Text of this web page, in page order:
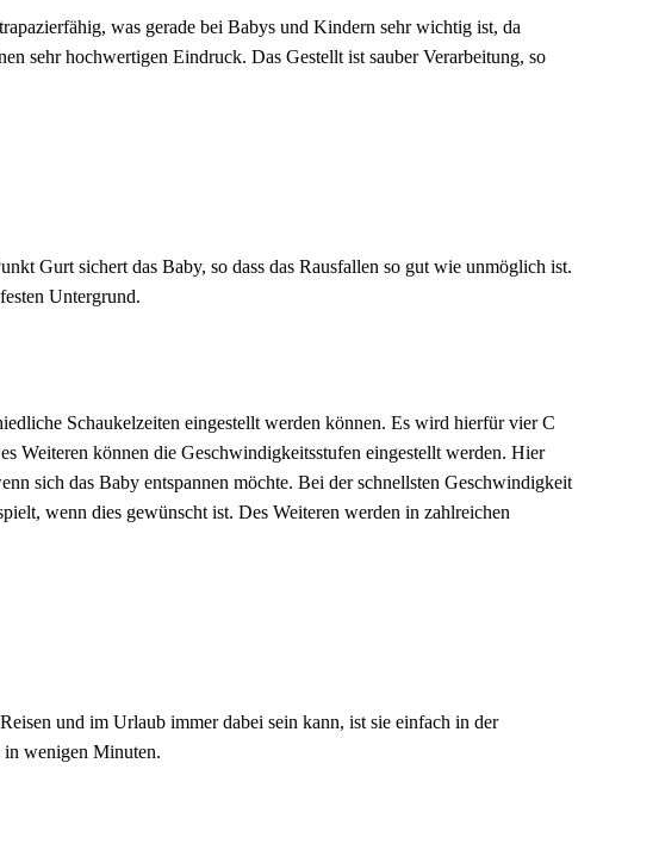
was gerade bei Babys und Kindern sehr wichtig ist, da
sehr hochwertigen Eindruck. Das Gestellt ist sauber Verarbeitung, so
Gurt sichert das Baby, so dass das Rausfallen so gut wie unmöglich ist.
Untergrund.
Schaukelzeiten eingestellt werden können. Es wird hierfür vier C
Weiteren können die Geschwindigkeitsstufen eingestellt werden. Hier
sich das Baby entspannen möchte. Bei der schnellsten Geschwindigkeit
wenn dies gewünscht ist. Des Weiteren werden in zahlreichen
und im Urlaub immer dabei sein kann, ist sie einfach in der
in wenigen Minuten.